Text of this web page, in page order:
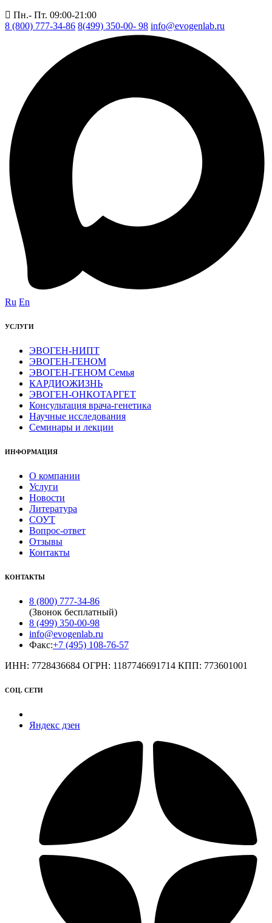
Пн.- Пт. 09:00-21:00
8 (800) 777-34-86 8(499) 350-00- 98 info@evogenlab.ru
Ru En
УСЛУГИ
ЭВОГЕН-НИПТ
ЭВОГЕН-ГЕНОМ
ЭВОГЕН-ГЕНОМ Семья
КАРДИОЖИЗНЬ
ЭВОГЕН-ОНКОТАРГЕТ
Консультация врача-генетика
Научные исследования
Семинары и лекции
ИНФОРМАЦИЯ
О компании
Услуги
Новости
Литература
СОУТ
Вопрос-ответ
Отзывы
Контакты
КОНТАКТЫ
8 (800) 777-34-86
(Звонок бесплатный)
8 (499) 350-00-98
info@evogenlab.ru
Факс:+7 (495) 108-76-57
ИНН: 7728436684 ОГРН: 1187746691714 КПП: 773601001
СОЦ. СЕТИ
Яндекс дзен